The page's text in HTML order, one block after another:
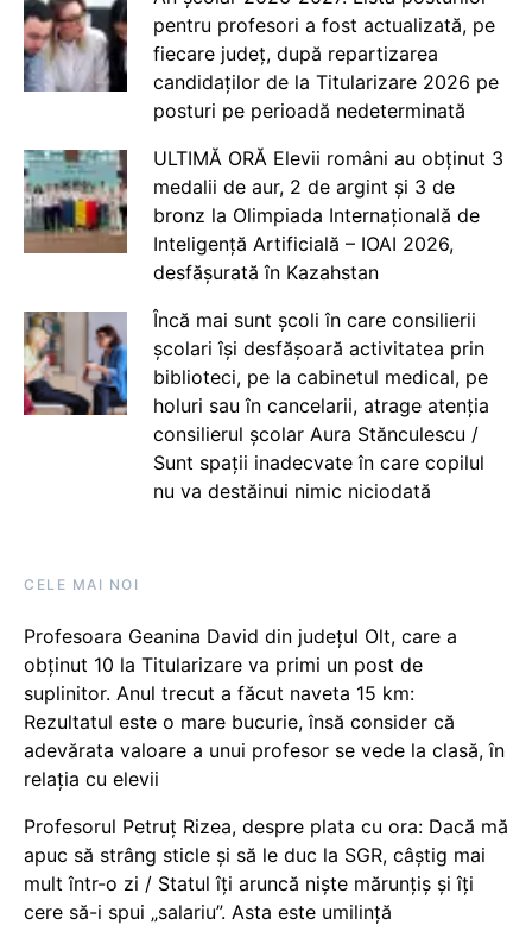
pentru profesori a fost actualizată, pe
fiecare județ, după repartizarea
candidaților de la Titularizare 2026 pe
posturi pe perioadă nedeterminată
ULTIMĂ ORĂ Elevii români au obținut 3
medalii de aur, 2 de argint și 3 de
bronz la Olimpiada Internațională de
Inteligență Artificială – IOAI 2026,
desfășurată în Kazahstan
Încă mai sunt școli în care consilierii
școlari își desfășoară activitatea prin
biblioteci, pe la cabinetul medical, pe
holuri sau în cancelarii, atrage atenția
consilierul școlar Aura Stănculescu /
Sunt spații inadecvate în care copilul
nu va destăinui nimic niciodată
CELE MAI NOI
Profesoara Geanina David din județul Olt, care a
obținut 10 la Titularizare va primi un post de
suplinitor. Anul trecut a făcut naveta 15 km:
Rezultatul este o mare bucurie, însă consider că
adevărata valoare a unui profesor se vede la clasă, în
relația cu elevii
Profesorul Petruț Rizea, despre plata cu ora: Dacă mă
apuc să strâng sticle și să le duc la SGR, câștig mai
mult într-o zi / Statul îți aruncă niște mărunțiș și îți
cere să-i spui „salariu”. Asta este umilință